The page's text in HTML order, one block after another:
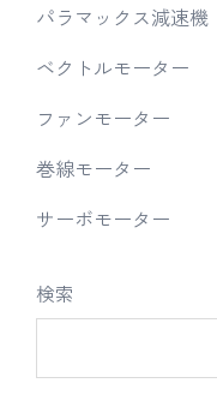
パラマックス減速機
ベクトルモーター
ファンモーター
巻線モーター
サーボモーター
検索